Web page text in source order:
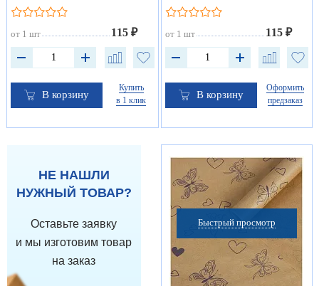
от 1 шт 115 ₽
В корзину
Купить
в 1 клик
от 1 шт 115 ₽
В корзину
Оформить
предзаказ
НЕ НАШЛИ
НУЖНЫЙ ТОВАР?
Оставьте заявку
и мы изготовим товар
на заказ
Быстрый просмотр